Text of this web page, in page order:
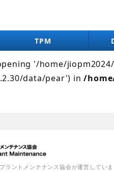
TPM
pe-digital.jp/
public_html/wp-
'/home/
data/pear') in/
ラントメンテナンス協会が運営していま